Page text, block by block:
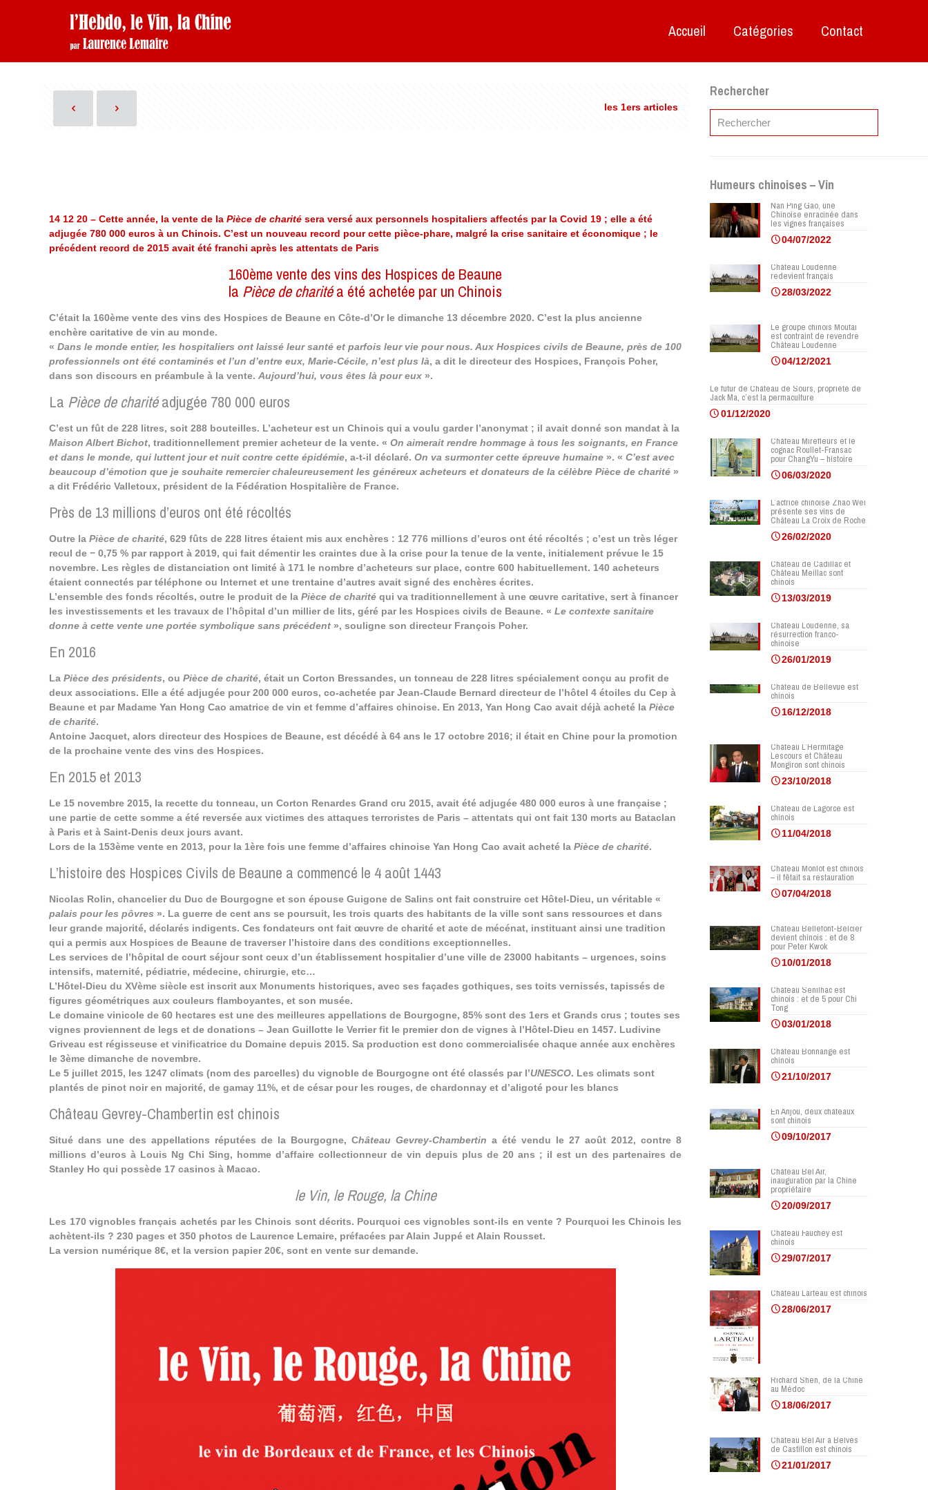
Accueil Catégories Contact
les 1ers articles
14 12 20 – Cette année, la vente de laPièce de charité sera versé aux personnels hospitaliers affectés par la Covid 19 ; elle a été
adjugée 780 000 euros à un Chinois. C’est un nouveau record pour cette pièce-phare, malgré la crise sanitaire et économique ; le
précédent record de 2015 avait été franchi après les attentats de Paris
160ème vente des vins des Hospices de Beaune
la Pièce de charitéa été achetée par un Chinois
C’était la 160ème vente des vins des Hospices de Beaune en Côte-d’Or le dimanche 13 décembre 2020. C’est la plus ancienne
enchère caritative de vin au monde.
«Dans le monde entier, les hospitaliers ont laissé leur santé et parfois leur vie pour nous. Aux Hospices civils de Beaune, près de 100
professionnels ont été contaminés et l’un d’entre eux, Marie-Cécile, n’est plus là, a dit le directeur des Hospices, François Poher,
dans son discours en préambule à la vente.Aujourd’hui, vous êtes là pour eux ».
La Pièce de charitéadjugée 780 000 euros
C’est un fût de 228 litres, soit 288 bouteilles. L’acheteur est un Chinois qui a voulu garder l’anonymat ; il avait donné son mandat à la
Maison Albert Bichot, traditionnellement premier acheteur de la vente. «On aimerait rendre hommage à tous les soignants, en France
et dans le monde, qui luttent jour et nuit contre cette épidémie, a-t-il déclaré.On va surmonter cette épreuve humaine ». «C’est avec
beaucoup d’émotion que je souhaite remercier chaleureusement les généreux acheteurs et donateurs de la célèbre Pièce de charité »
a dit Frédéric Valletoux, président de la Fédération Hospitalière de France.
Près de 13 millions d’euros ont été récoltés
Outre laPièce de charité, 629 fûts de 228 litres étaient mis aux enchères : 12 776 millions d’euros ont été récoltés ; c’est un très léger
recul de − 0,75 % par rapport à 2019, qui fait démentir les craintes due à la crise pour la tenue de la vente, initialement prévue le 15
novembre. Les règles de distanciation ont limité à 171 le nombre d’acheteurs sur place, contre 600 habituellement. 140 acheteurs
étaient connectés par téléphone ou Internet et une trentaine d’autres avait signé des enchères écrites.
L’ensemble des fonds récoltés, outre le produit de laPièce de charité qui va traditionnellement à une œuvre caritative, sert à financer
les investissements et les travaux de l’hôpital d’un millier de lits, géré par les Hospices civils de Beaune. «Le contexte sanitaire
donne à cette vente une portée symbolique sans précédent », souligne son directeur François Poher.
En 2016
LaPièce des présidents, ouPièce de charité, était un Corton Bressandes, un tonneau de 228 litres spécialement conçu au profit de
deux associations. Elle a été adjugée pour 200 000 euros, co-achetée par Jean-Claude Bernard directeur de l’hôtel 4 étoiles du Cep à
Beaune et par Madame Yan Hong Cao amatrice de vin et femme d’affaires chinoise. En 2013, Yan Hong Cao avait déjà acheté laPièce
de charité.
Antoine Jacquet, alors directeur des Hospices de Beaune, est décédé à 64 ans le 17 octobre 2016; il était en Chine pour la promotion
de la prochaine vente des vins des Hospices.
En 2015 et 2013
Le 15 novembre 2015, la recette du tonneau, un Corton Renardes Grand cru 2015, avait été adjugée 480 000 euros à une française ;
une partie de cette somme a été reversée aux victimes des attaques terroristes de Paris – attentats qui ont fait 130 morts au Bataclan
à Paris et à Saint-Denis deux jours avant.
Lors de la 153ème vente en 2013, pour la 1ère fois une femme d’affaires chinoise Yan Hong Cao avait acheté laPièce de charité.
L’histoire des Hospices Civils de Beaune a commencé le 4 août 1443
Nicolas Rolin, chancelier du Duc de Bourgogne et son épouse Guigone de Salins ont fait construire cet Hôtel-Dieu, un véritable «
palais pour les pôvres ». La guerre de cent ans se poursuit, les trois quarts des habitants de la ville sont sans ressources et dans
leur grande majorité, déclarés indigents. Ces fondateurs ont fait œuvre de charité et acte de mécénat, instituant ainsi une tradition
qui a permis aux Hospices de Beaune de traverser l’histoire dans des conditions exceptionnelles.
Les services de l’hôpital de court séjour sont ceux d’un établissement hospitalier d’une ville de 23000 habitants – urgences, soins
intensifs, maternité, pédiatrie, médecine, chirurgie, etc…
L’Hôtel-Dieu du XVème siècle est inscrit aux Monuments historiques, avec ses façades gothiques, ses toits vernissés, tapissés de
figures géométriques aux couleurs flamboyantes, et son musée.
Le domaine vinicole de 60 hectares est une des meilleures appellations de Bourgogne, 85% sont des 1ers et Grands crus ; toutes ses
vignes proviennent de legs et de donations – Jean Guillotte le Verrier fit le premier don de vignes à l’Hôtel-Dieu en 1457. Ludivine
Griveau est régisseuse et vinificatrice du Domaine depuis 2015. Sa production est donc commercialisée chaque année aux enchères
le 3ème dimanche de novembre.
Le 5 juillet 2015, les 1247 climats (nom des parcelles) du vignoble de Bourgogne ont été classés par l’UNESCO. Les climats sont
plantés de pinot noir en majorité, de gamay 11%, et de césar pour les rouges, de chardonnay et d’aligoté pour les blancs
Château Gevrey-Chambertin est chinois
Situé dans une des appellations réputées de la Bourgogne, Château Gevrey-Chambertin a été vendu le 27 août 2012, contre 8
millions d’euros à Louis Ng Chi Sing, homme d’affaire collectionneur de vin depuis plus de 20 ans ; il est un des partenaires de
Stanley Ho qui possède 17 casinos à Macao.
le Vin, le Rouge, la Chine
Les 170 vignobles français achetés par les Chinois sont décrits. Pourquoi ces vignobles sont-ils en vente ? Pourquoi les Chinois les
achètent-ils ? 230 pages et 350 photos de Laurence Lemaire, préfacées par Alain Juppé et Alain Rousset.
La version numérique 8€, et la version papier 20€, sont en vente sur demande.
Rechercher
Humeurs chinoises – Vin
Nan Ping Gao, une
Chinoise enracinée dans
les vignes françaises
04/07/2022
Château Loudenne
redevient français
28/03/2022
Le groupe chinois Moutai
est contraint de revendre
Château Loudenne
04/12/2021
Le futur de Château de Sours, propriété de
Jack Ma, c’est la permaculture
01/12/2020
Château Mirefleurs et le
cognac Roullet-Fransac
pour ChangYu – histoire
06/03/2020
L’actrice chinoise Zhao Wei
présente ses vins de
Château La Croix de Roche
26/02/2020
Château de Cadillac et
Château Meillac sont
chinois
13/03/2019
Château Loudenne, sa
résurrection franco-
chinoise
26/01/2019
Château de Bellevue est
chinois
16/12/2018
Château L’Hermitage
Lescours et Château
Mongiron sont chinois
23/10/2018
Château de Lagorce est
chinois
11/04/2018
Château Monlot est chinois
– il fêtait sa restauration
07/04/2018
Château Bellefont-Belcier
devient chinois : et de 8
pour Peter Kwok
10/01/2018
Château Senilhac est
chinois : et de 5 pour Chi
Tong
03/01/2018
Château Bonnange est
chinois
21/10/2017
En Anjou, deux châteaux
sont chinois
09/10/2017
Château Bel Air,
inauguration par la Chine
propriétaire
20/09/2017
Château Fauchey est
chinois
29/07/2017
Château Larteau est chinois
28/06/2017
Richard Shen, de la Chine
au Médoc
18/06/2017
Château Bel Air à Belvès
de Castillon est chinois
21/01/2017